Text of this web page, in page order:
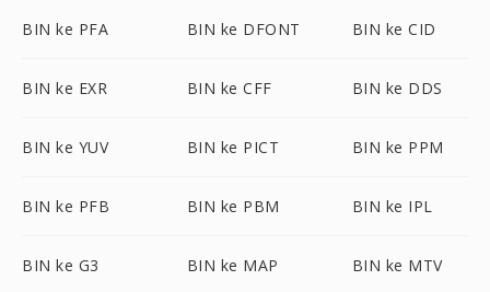
BIN ke PFA BIN ke DFONT BIN ke CID
BIN ke EXR BIN ke CFF BIN ke DDS
BIN ke YUV BIN ke PICT BIN ke PPM
BIN ke PFB BIN ke PBM BIN ke IPL
BIN ke G3 BIN ke MAP BIN ke MTV